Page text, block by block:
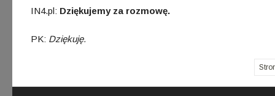
IN4.pl: Dziękujemy za rozmowę.
PK: Dziękuję.